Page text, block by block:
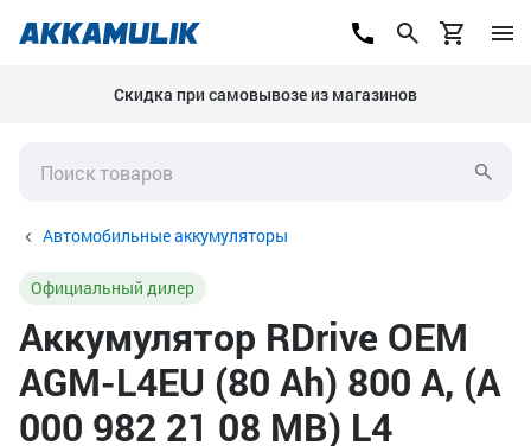
Скидка при самовывозе из магазинов
Автомобильные аккумуляторы
Официальный дилер
Аккумулятор RDrive OEM
AGM-L4EU (80 Ah) 800 А, (A
000 982 21 08 MB) L4